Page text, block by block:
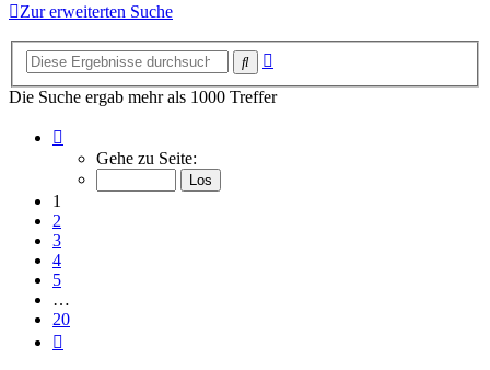
Zur erweiterten Suche
Suche
Die Suche ergab mehr als 1000 Treffer
von
Gehe zu Seite:
1
2
3
4
5
…
20